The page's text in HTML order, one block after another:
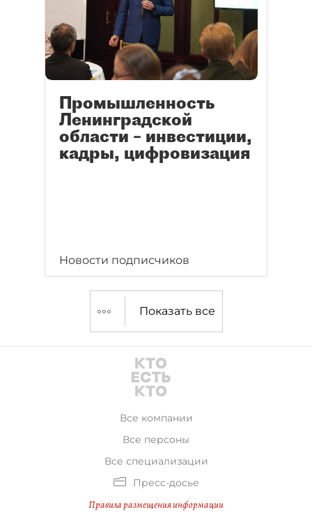
Промышленность
Ленинградской
области – инвестиции,
кадры, цифровизация
Новости подписчиков
Показать все
Все компании
Все персоны
Все специализации
Пресс-досье
Правила размещения информации